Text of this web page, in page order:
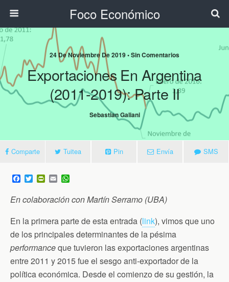
Foco Económico
24 De Noviembre De 2019 • Sin Comentarios
Exportaciones En Argentina
(2011-2019): Parte II
Sebastian Galiani
Comparte Tuitea Pin Envía SMS
F
a
e
o
o
k
T
w
i
t
e
r
P
n
F
r
i
e
n
d
y
E
m
a
i
A
p
p
En colaboración con Martín Serramo (UBA)
En la primera parte de esta entrada (link), vimos que uno
de los principales determinantes de la pésima
performanceque tuvieron las exportaciones argentinas
entre 2011 y 2015 fue el sesgo anti-exportador de la
política económica. Desde el comienzo de su gestión, la